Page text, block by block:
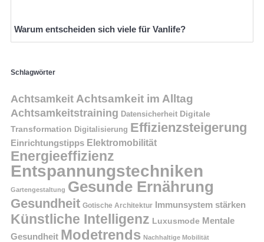
Warum entscheiden sich viele für Vanlife?
Schlagwörter
Achtsamkeit Achtsamkeit im Alltag
Achtsamkeitstraining Datensicherheit Digitale
Transformation Digitalisierung Effizienzsteigerung
Einrichtungstipps Elektromobilität
Energieeffizienz
Entspannungstechniken
Gartengestaltung Gesunde Ernährung
Gesundheit Gotische Architektur Immunsystem stärken
Künstliche Intelligenz Luxusmode Mentale
Gesundheit Modetrends Nachhaltige Mobilität